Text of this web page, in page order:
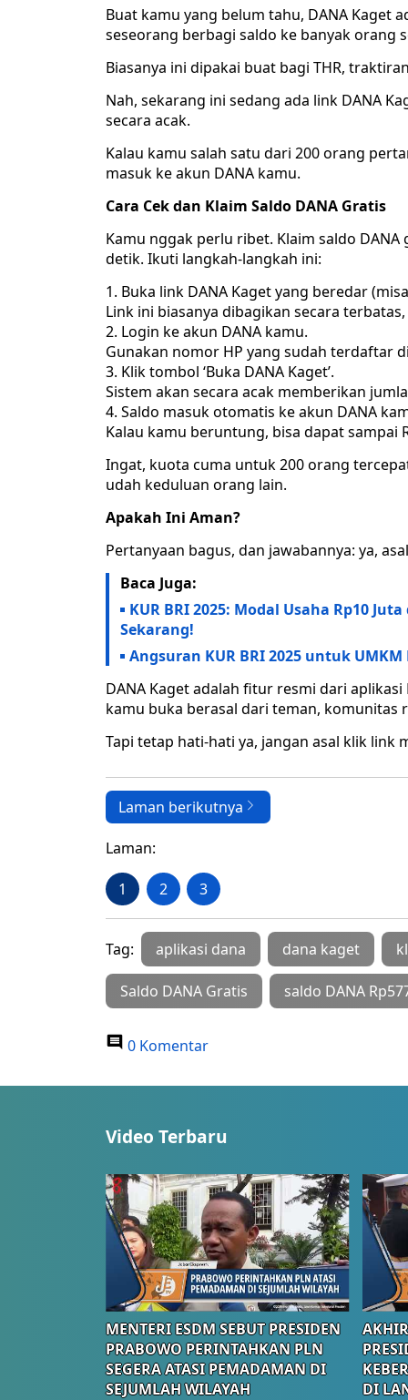
Buat kamu yang belum tahu, DANA Kaget
seseorang berbagi saldo ke banyak orang
Biasanya ini dipakai buat bagi THR,
Nah, sekarang ini sedang ada link DANA
secara acak.
Kalau kamu salah satu dari 200 orang
masuk ke akun DANA kamu.
Cara Cek dan Klaim Saldo DANA Gratis
Kamu nggak perlu ribet. Klaim saldo
detik. Ikuti langkah-langkah ini:
Buka link DANA Kaget yang beredar
Link ini biasanya dibagikan secara
Login ke akun DANA kamu.
Gunakan nomor HP yang sudah terdaftar
Klik tombol ‘Buka DANA Kaget’.
Sistem akan secara acak memberikan
Saldo masuk otomatis ke akun DANA
Kalau kamu beruntung, bisa dapat sampai
Ingat, kuota cuma untuk 200 orang
udah keduluan orang lain.
Apakah Ini Aman?
Pertanyaan bagus, dan jawabannya: ya,
Baca Juga:
KUR BRI 2025: Modal Usaha Rp10
Sekarang!
Angsuran KUR BRI 2025 untuk
DANA Kaget adalah fitur resmi dari
kamu buka berasal dari teman, komunitas
Tapi tetap hati-hati ya, jangan asal klik link
Laman berikutnya
Laman:
1 2 3
Tag: aplikasi dana dana kaget
Saldo DANA Gratis saldo DANA
0 Komentar
Video Terbaru
MENTERI ESDM SEBUT PRESIDEN
PRABOWO PERINTAHKAN PLN
SEGERA ATASI PEMADAMAN DI
SEJUMLAH WILAYAH
DI